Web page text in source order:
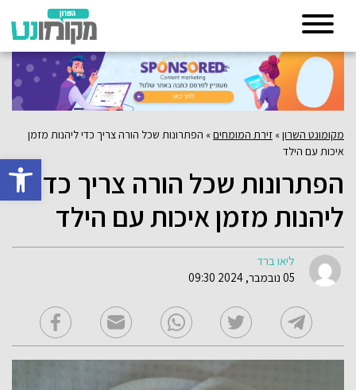
פתח
מקומונט השרון» זירת המומחים» הפתרונות שכל הורה צריך כדי ליהנות מזמן
איכות עם הילד
הפתרונות שכל הורה צריך כדי
ליהנות מזמן איכות עם הילד
ליאו ברד
05 נובמבר, 2024 09:30